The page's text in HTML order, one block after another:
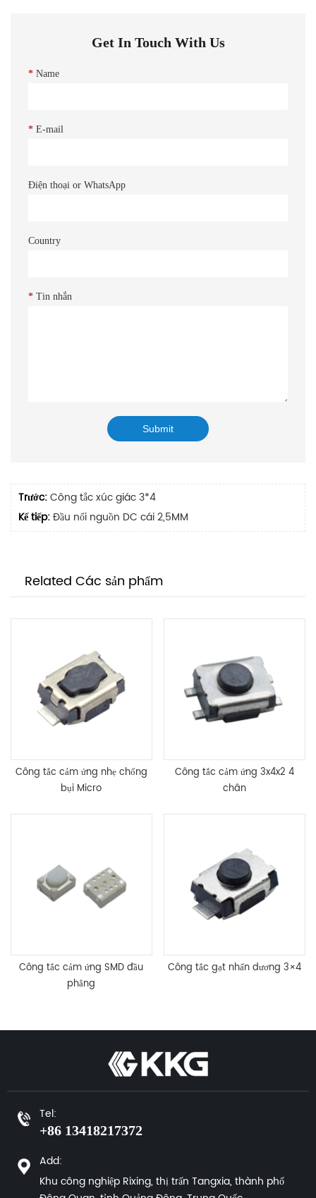
Get In Touch With Us
* Name
* E-mail
Điện thoại or WhatsApp
Country
* Tin nhắn
Trước:Công tắc xúc giác 3*4
Kế tiếp:Đầu nối nguồn DC cái 2,5MM
Related Các sản phẩm
Công tắc cảm ứng nhẹ chống
bụi Micro
Công tắc cảm ứng 3x4x2 4
chân
Công tắc cảm ứng SMD đầu
phẳng
Công tắc gạt nhấn dương 3×4
Tel:
+86 13418217372
Add:
Khu công nghiệp Rixing, thị trấn Tangxia, thành phố